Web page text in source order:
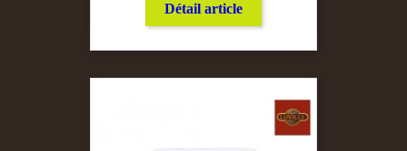
Détail article